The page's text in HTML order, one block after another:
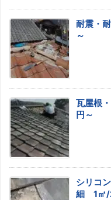
耐震・
～
瓦屋根
円～
シリコ
細 1㎡/